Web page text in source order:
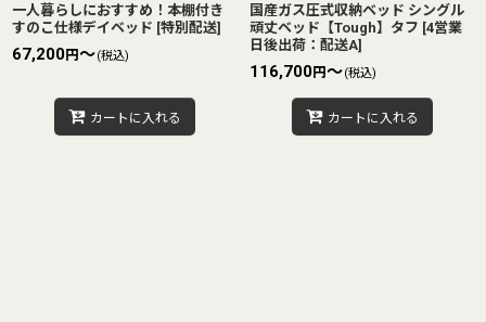
一人暮らしにおすすめ！本棚付き
すのこ仕様デイベッド [特別配送]
67,200円～(税込)
カートに入れる
国産ガス圧式収納ベッド シングル
頑丈ベッド【Tough】タフ [4営業
日後出荷：配送A]
116,700円～(税込)
カートに入れる